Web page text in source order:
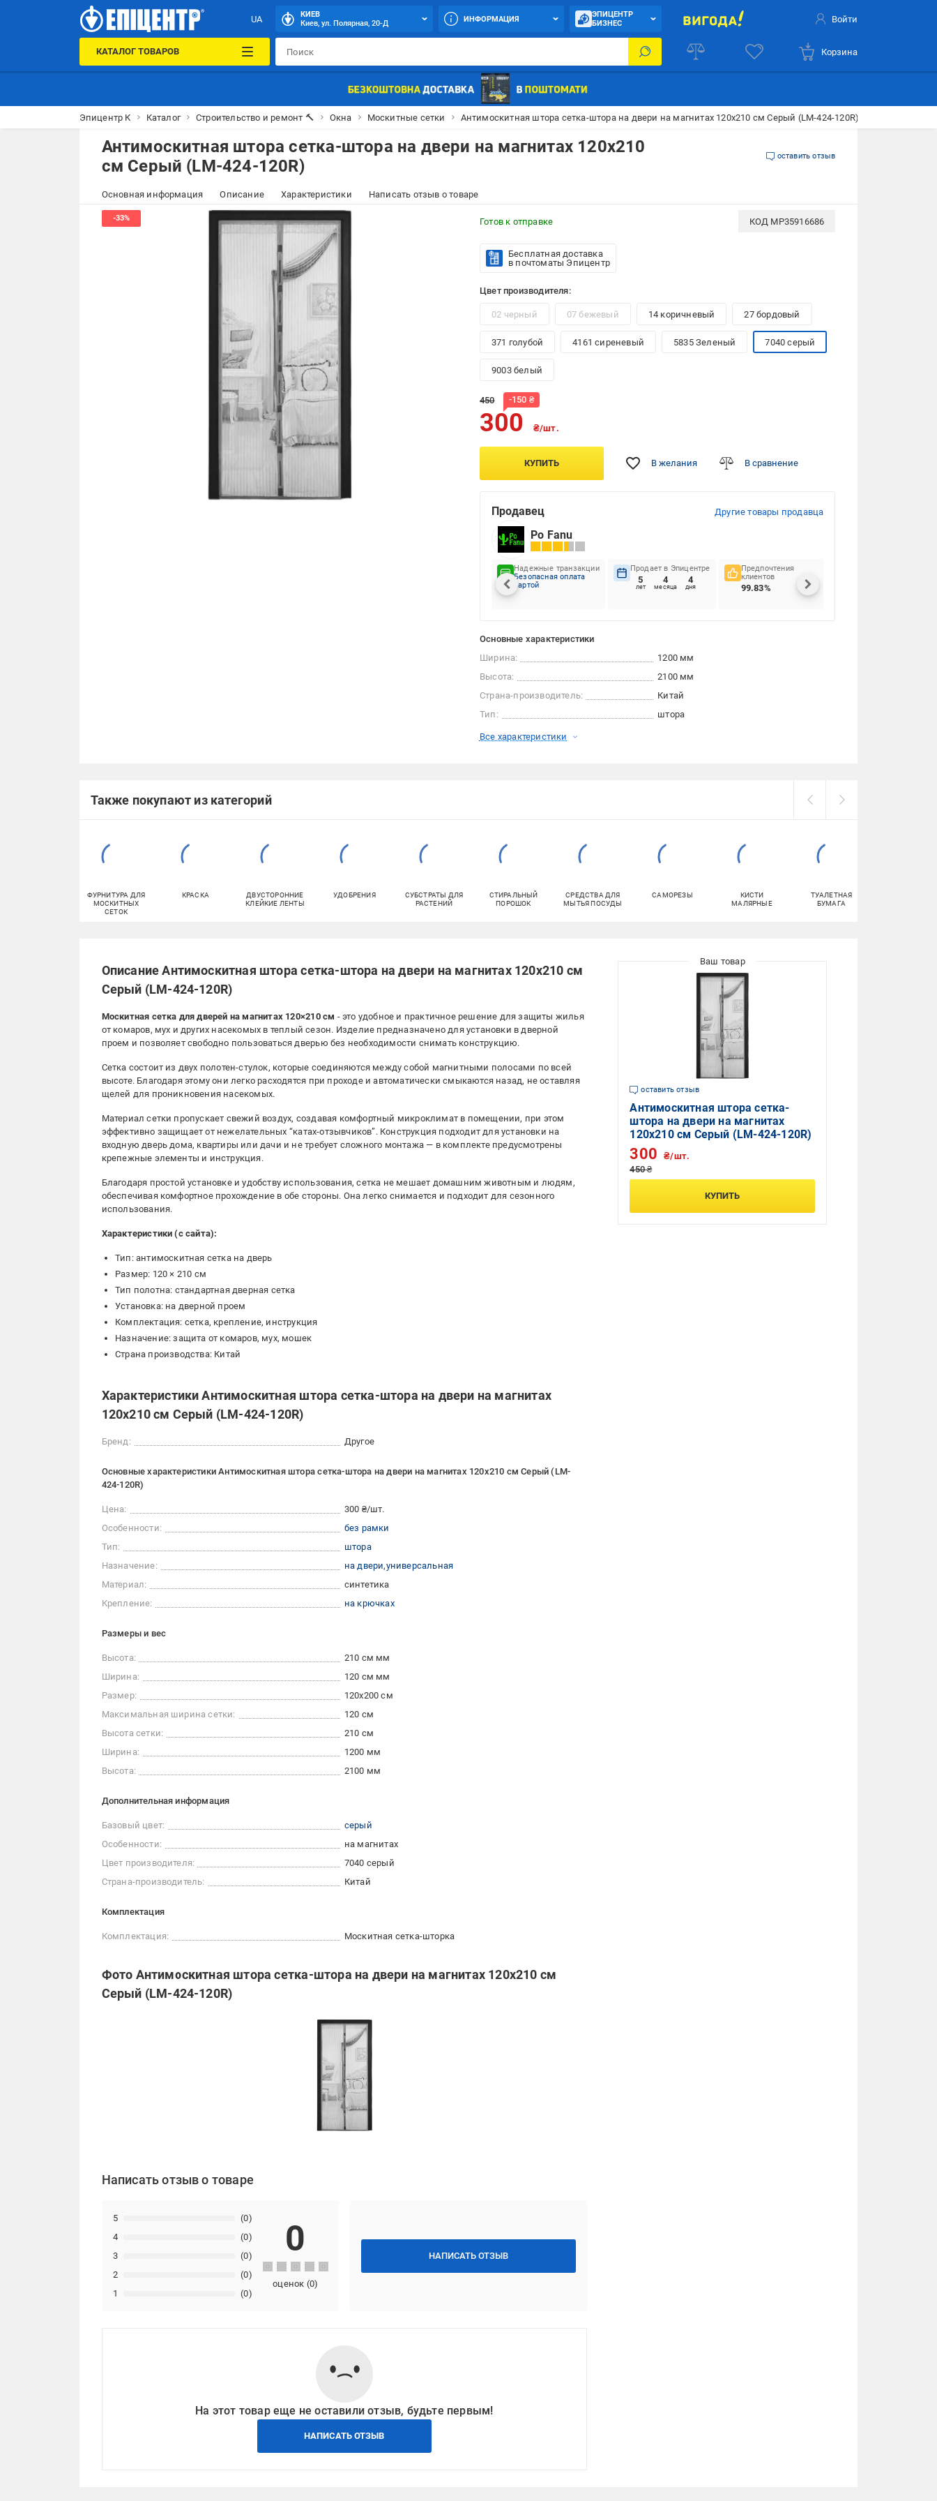
UA
КИЕВ
Киев, ул. Полярная, 20-Д
ИНФОРМАЦИЯ
ЭПИЦЕНТР
БИЗНЕС
Войти
КАТАЛОГ ТОВАРОВ Корзина
Эпицентр К Каталог Строительство и ремонт 🔨 Окна Москитные сетки Антимоскитная штора сетка-штора на двери на магнитах 120x210 см Серый (LM-424-120R)
Антимоскитная штора сетка-штора на двери на магнитах 120x210
см Серый (LM-424-120R)
оставить отзыв
Основная информация Описание Характеристики Написать отзыв о товаре
Готов к отправке КОД MP35916686
Бесплатная доставка
в почтоматы Эпицентр
Цвет производителя:
02 черный 07 бежевый 14 коричневый 27 бордовый
371 голубой 4161 сиреневый 5835 Зеленый 7040 серый
9003 белый
450 -150 ₴
300 ₴/шт.
КУПИТЬ В желания В сравнение
Продавец Другие товары продавца
Po Fanu
Надежные транзакции
Безопасная оплата
картой
Продает в Эпицентре
5
лет
4
месяца
4
дня
Предпочтения
клиентов
99.83%
Основные характеристики
Ширина:
1200 мм
Высота:
2100 мм
Страна-производитель:
Китай
Тип:
штора
Все характеристики
Также покупают из категорий
ФУРНИТУРА ДЛЯ
МОСКИТНЫХ
СЕТОК
КРАСКА
ДВУСТОРОННИЕ
КЛЕЙКИЕ ЛЕНТЫ
УДОБРЕНИЯ
СУБСТРАТЫ ДЛЯ
РАСТЕНИЙ
СТИРАЛЬНЫЙ
ПОРОШОК
СРЕДСТВА ДЛЯ
МЫТЬЯ ПОСУДЫ
САМОРЕЗЫ
КИСТИ
МАЛЯРНЫЕ
ТУАЛЕТНАЯ
БУМАГА
Описание Антимоскитная штора сетка-штора на двери на магнитах 120x210 см
Серый (LM-424-120R)
Москитная сетка для дверей на магнитах 120×210 см - это удобное и практичное решение для защиты жилья
от комаров, мух и других насекомых в теплый сезон. Изделие предназначено для установки в дверной
проем и позволяет свободно пользоваться дверью без необходимости снимать конструкцию.
Сетка состоит из двух полотен-стулок, которые соединяются между собой магнитными полосами по всей
высоте. Благодаря этому они легко расходятся при проходе и автоматически смыкаются назад, не оставляя
щелей для проникновения насекомых.
Материал сетки пропускает свежий воздух, создавая комфортный микроклимат в помещении, при этом
эффективно защищает от нежелательных “катах-отзывчиков”. Конструкция подходит для установки на
входную дверь дома, квартиры или дачи и не требует сложного монтажа — в комплекте предусмотрены
крепежные элементы и инструкция.
Благодаря простой установке и удобству использования, сетка не мешает домашним животным и людям,
обеспечивая комфортное прохождение в обе стороны. Она легко снимается и подходит для сезонного
использования.
Характеристики (с сайта):
Тип: антимоскитная сетка на дверь
Размер: 120 × 210 см
Тип полотна: стандартная дверная сетка
Установка: на дверной проем
Комплектация: сетка, крепление, инструкция
Назначение: защита от комаров, мух, мошек
Страна производства: Китай
Характеристики Антимоскитная штора сетка-штора на двери на магнитах
120x210 см Серый (LM-424-120R)
Бренд: Другое
Основные характеристики Антимоскитная штора сетка-штора на двери на магнитах 120x210 см Серый (LM-
424-120R)
Цена:
300 ₴/шт.
Особенности:
без рамки
Тип:
штора
Назначение:
на двери универсальная
Материал:
синтетика
Крепление:
на крючках
Размеры и вес
Высота:
210 см мм
Ширина:
120 см мм
Размер:
120x200 см
Максимальная ширина сетки:
120 см
Высота сетки:
210 см
Ширина:
1200 мм
Высота:
2100 мм
Дополнительная информация
Базовый цвет:
серый
Особенности:
на магнитах
Цвет производителя:
7040 серый
Страна-производитель:
Китай
Комплектация
Комплектация: Москитная сетка-шторка
Фото Антимоскитная штора сетка-штора на двери на магнитах 120x210 см
Серый (LM-424-120R)
Написать отзыв о товаре
НАПИСАТЬ ОТЗЫВ
1 (0)
2 (0)
3 (0)
4 (0)
5 (0)
0
оценок (0)
На этот товар еще не оставили отзыв, будьте первым!
НАПИСАТЬ ОТЗЫВ
оставить отзыв
Антимоскитная штора сетка-
штора на двери на магнитах
120x210 см Серый (LM-424-120R)
450 ₴
300 ₴/шт.
КУПИТЬ